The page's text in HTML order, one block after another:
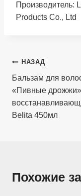
Производитель:
Products Co., Ltd
Навигация
по
записям
НАЗАД
Бальзам для
«Пивные дрожжи»
Belita 450мл
Похожие